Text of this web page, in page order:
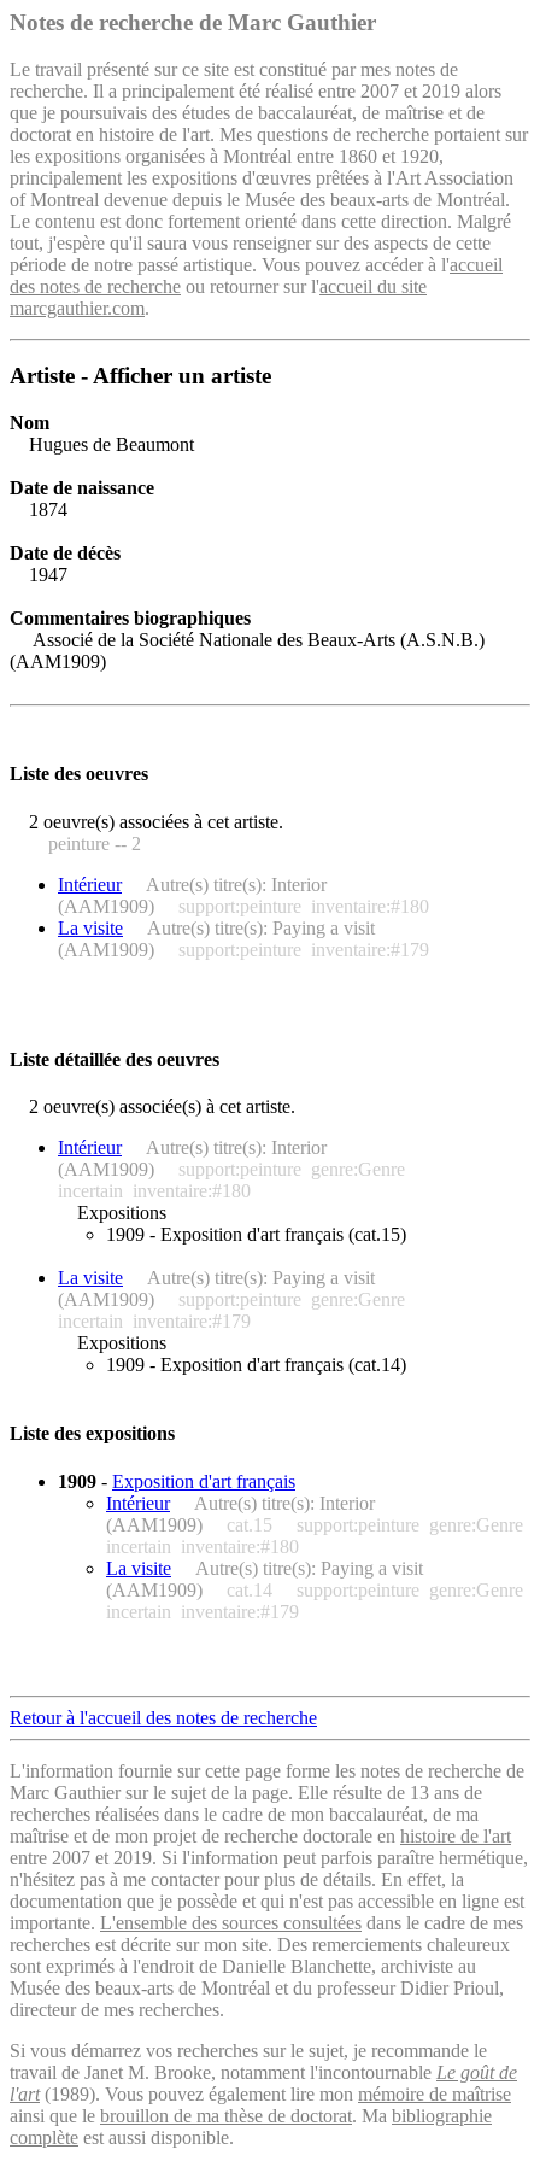
Notes de recherche de Marc Gauthier
Le travail présenté sur ce site est constitué par mes notes de
recherche. Il a principalement été réalisé entre 2007 et 2019 alors
que je poursuivais des études de baccalauréat, de maîtrise et de
doctorat en histoire de l'art. Mes questions de recherche portaient sur
les expositions organisées à Montréal entre 1860 et 1920,
principalement les expositions d'œuvres prêtées à l'Art Association
of Montreal devenue depuis le Musée des beaux-arts de Montréal.
Le contenu est donc fortement orienté dans cette direction. Malgré
tout, j'espère qu'il saura vous renseigner sur des aspects de cette
période de notre passé artistique. Vous pouvez accéder à l'accueil
des notes de recherche ou retourner sur l'accueil du site
marcgauthier.com.
Artiste - Afficher un artiste
Nom
Hugues de Beaumont
Date de naissance
1874
Date de décès
1947
Commentaires biographiques
Associé de la Société Nationale des Beaux-Arts (A.S.N.B.)
(AAM1909)
Liste des oeuvres
2 oeuvre(s) associées à cet artiste.
peinture -- 2
Intérieur
Autre(s) titre(s): Interior
(AAM1909)
support:peinture inventaire:#180
La visite
Autre(s) titre(s): Paying a visit
(AAM1909)
support:peinture inventaire:#179
Liste détaillée des oeuvres
2 oeuvre(s) associée(s) à cet artiste.
Intérieur
Autre(s) titre(s): Interior
(AAM1909)
support:peinture genre:Genre
incertain inventaire:#180
Expositions
1909 - Exposition d'art français (cat.15)
La visite
Autre(s) titre(s): Paying a visit
(AAM1909)
support:peinture genre:Genre
incertain inventaire:#179
Expositions
1909 - Exposition d'art français (cat.14)
Liste des expositions
1909 - Exposition d'art français
Intérieur
Autre(s) titre(s): Interior
(AAM1909)
cat.15 support:peinture genre:Genre
incertain inventaire:#180
La visite
Autre(s) titre(s): Paying a visit
(AAM1909)
cat.14 support:peinture genre:Genre
incertain inventaire:#179
Retour à l'accueil des notes de recherche
L'information fournie sur cette page forme les notes de recherche de
Marc Gauthier sur le sujet de la page. Elle résulte de 13 ans de
recherches réalisées dans le cadre de mon baccalauréat, de ma
maîtrise et de mon projet de recherche doctorale en histoire de l'art
entre 2007 et 2019. Si l'information peut parfois paraître hermétique,
n'hésitez pas à me contacter pour plus de détails. En effet, la
documentation que je possède et qui n'est pas accessible en ligne est
importante. L'ensemble des sources consultées dans le cadre de mes
recherches est décrite sur mon site. Des remerciements chaleureux
sont exprimés à l'endroit de Danielle Blanchette, archiviste au
Musée des beaux-arts de Montréal et du professeur Didier Prioul,
directeur de mes recherches.
Si vous démarrez vos recherches sur le sujet, je recommande le
travail de Janet M. Brooke, notamment l'incontournable Le goût de
l'art(1989). Vous pouvez également lire mon mémoire de maîtrise
ainsi que le brouillon de ma thèse de doctorat. Ma bibliographie
complète est aussi disponible.